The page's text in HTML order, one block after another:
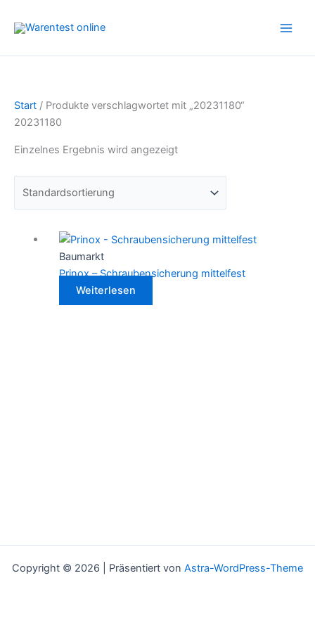
Inhalt
Start / Produkte verschlagwortet mit „20231180“
20231180
Einzelnes Ergebnis wird angezeigt
Baumarkt
Prinox – Schraubensicherung mittelfest
Weiterlesen
Copyright © 2026 | Präsentiert von Astra-WordPress-Theme